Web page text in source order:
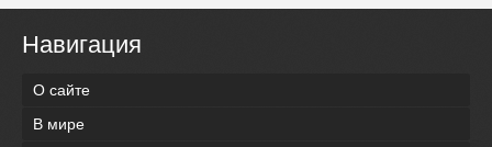
Навигация
О сайте
В мире